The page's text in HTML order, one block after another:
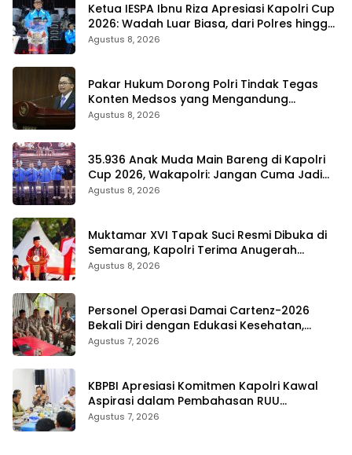
Ketua IESPA Ibnu Riza Apresiasi Kapolri Cup
2026: Wadah Luar Biasa, dari Polres hingga
Panggung Nasional
Agustus 8, 2026
Pakar Hukum Dorong Polri Tindak Tegas
Konten Medsos yang Mengandung
Provokasi
Agustus 8, 2026
35.936 Anak Muda Main Bareng di Kapolri
Cup 2026, Wakapolri: Jangan Cuma Jadi
Penonton, Jadilah Talenta Digital
Agustus 8, 2026
Muktamar XVI Tapak Suci Resmi Dibuka di
Semarang, Kapolri Terima Anugerah
Anggota Kehormatan
Agustus 8, 2026
Personel Operasi Damai Cartenz-2026
Bekali Diri dengan Edukasi Kesehatan,
Wujud Kepedulian terhadap Kesiapan dan
Agustus 7, 2026
KBPBI Apresiasi Komitmen Kapolri Kawal
Aspirasi dalam Pembahasan RUU
Ketenagakerjaan
Agustus 7, 2026